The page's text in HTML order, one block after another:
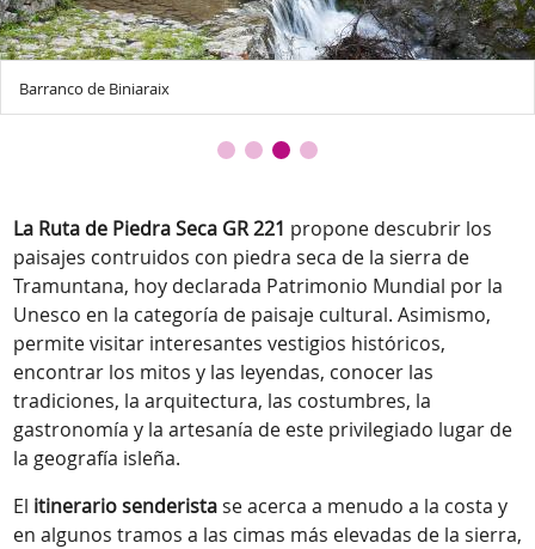
Barranco de Biniaraix
La Ruta de Piedra Seca GR 221 propone descubrir los
paisajes contruidos con piedra seca de la sierra de
Tramuntana, hoy declarada Patrimonio Mundial por la
Unesco en la categoría de paisaje cultural. Asimismo,
permite visitar interesantes vestigios históricos,
encontrar los mitos y las leyendas, conocer las
tradiciones, la arquitectura, las costumbres, la
gastronomía y la artesanía de este privilegiado lugar de
la geografía isleña.
El itinerario senderistase acerca a menudo a la costa y
en algunos tramos a las cimas más elevadas de la sierra,